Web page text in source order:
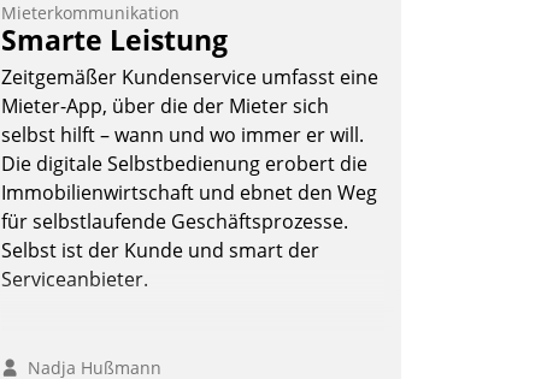
und Verwaltung von Aufträgen der
operativen Instandhaltung in die SAP-
Systemlandschaft deutscher
Wohnungsunternehmen – und
beschleunigt damit den Weg vom
Mieteranliegen zum Dienstleisterauftrag.
Nadja Hußmann
Mieterkommunikation
Smarte Leistung
Zeitgemäßer Kundenservice umfasst eine
Mieter-App, über die der Mieter sich
selbst hilft – wann und wo immer er will.
Die digitale Selbstbedienung erobert die
Immobilienwirtschaft und ebnet den Weg
für selbstlaufende Geschäftsprozesse.
Selbst ist der Kunde und smart der
Serviceanbieter.
Nadja Hußmann